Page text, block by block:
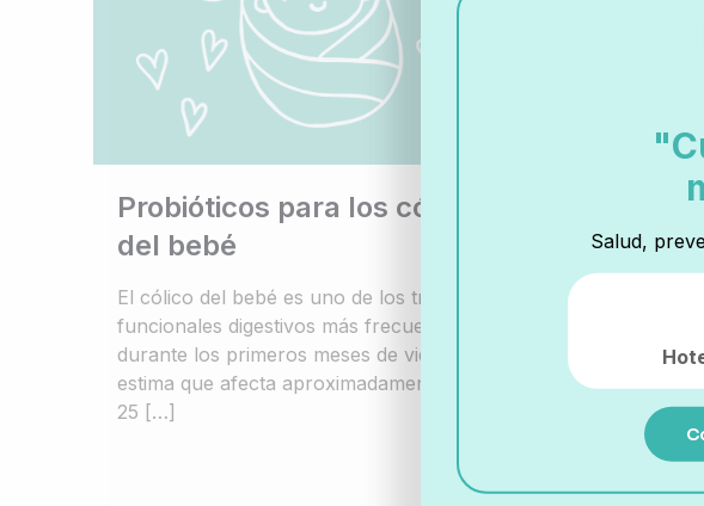
Probióticos para los cólicos
del bebé
El cólico del bebé es uno de los trastornos
funcionales digestivos más frecuentes
durante los primeros meses de vida. Se
estima que afecta aproximadamente al 15-
25 […]
Los
tu bebé
Desde el
hasta que
abre una
Salud,